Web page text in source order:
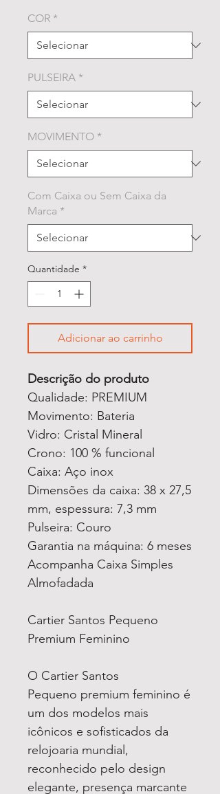
COR *
PULSEIRA *
MOVIMENTO *
Com Caixa ou Sem Caixa da
Marca *
Quantidade *
Adicionar ao carrinho
Descrição do produto
Qualidade: PREMIUM
Movimento: Bateria
Vidro: Cristal Mineral
Crono: 100 % funcional
Caixa: Aço inox
Dimensões da caixa: 38 x 27,5
mm, espessura: 7,3 mm
Pulseira: Couro
Garantia na máquina: 6 meses
Acompanha Caixa Simples
Almofadada
Cartier Santos Pequeno
Premium Feminino
O Cartier Santos
Pequeno premium feminino é
um dos modelos mais
icônicos e sofisticados da
relojoaria mundial,
reconhecido pelo design
elegante, presença marcante